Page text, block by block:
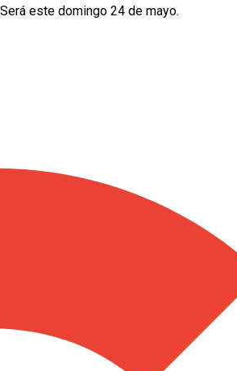
este domingo 24 de mayo.